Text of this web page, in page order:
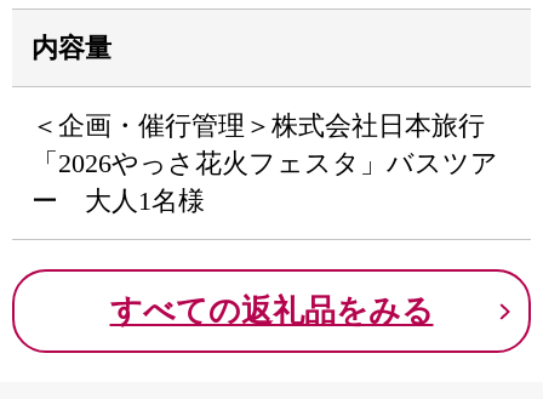
内容量
＜企画・催行管理＞株式会社日本旅行
「2026やっさ花火フェスタ」バスツア
ー 大人1名様
すべての返礼品をみる